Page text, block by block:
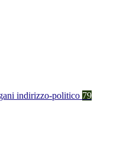
indirizzo-politico 79